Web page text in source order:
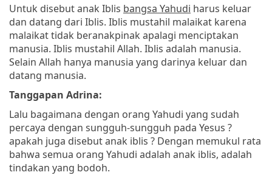
Untuk disebut anak Iblis bangsa Yahudi harus keluar
dan datang dari Iblis. Iblis mustahil malaikat karena
malaikat tidak beranakpinak apalagi menciptakan
manusia. Iblis mustahil Allah. Iblis adalah manusia.
Selain Allah hanya manusia yang darinya keluar dan
datang manusia.
Tanggapan Adrina:
Lalu bagaimana dengan orang Yahudi yang sudah
percaya dengan sungguh-sungguh pada Yesus ?
apakah juga disebut anak iblis ? Dengan memukul rata
bahwa semua orang Yahudi adalah anak iblis, adalah
tindakan yang bodoh.